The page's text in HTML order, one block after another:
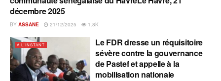
décembre 2025
BY ASSANE 21/12/2025 1.8K
A L'INSTANT
Le FDR dresse un réquisitoire
sévère contre la gouvernance
de Pastef et appelle à la
mobilisation nationale